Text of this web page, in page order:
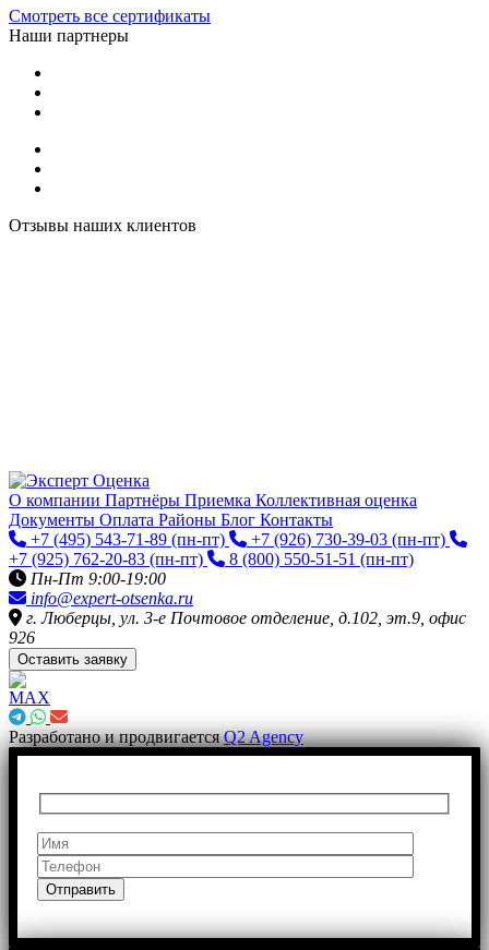
Смотреть все сертификаты
Наши партнеры
Отзывы наших клиентов
О компании Партнёры Приемка Коллективная оценка
Документы Оплата Районы Блог Контакты
+7 (495) 543-71-89 (пн-пт) +7 (926) 730-39-03 (пн-пт)
+7 (925) 762-20-83 (пн-пт) 8 (800) 550-51-51 (пн-пт)
Пн-Пт 9:00-19:00
info@expert-otsenka.ru
г. Люберцы, ул. 3-е Почтовое отделение, д.102, эт.9, офис
926
Оставить заявку
Разработано и продвигаетсяQ2 Agency